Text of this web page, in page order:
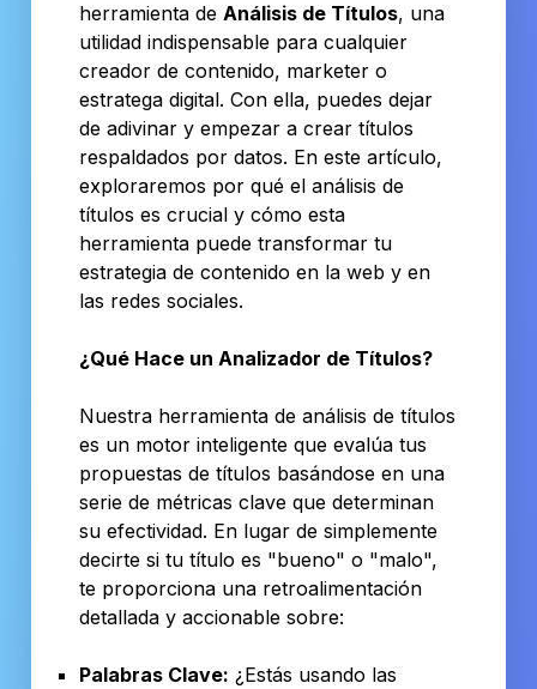
herramienta de Análisis de Títulos, una
utilidad indispensable para cualquier
creador de contenido, marketer o
estratega digital. Con ella, puedes dejar
de adivinar y empezar a crear títulos
respaldados por datos. En este artículo,
exploraremos por qué el análisis de
títulos es crucial y cómo esta
herramienta puede transformar tu
estrategia de contenido en la web y en
las redes sociales.
¿Qué Hace un Analizador de Títulos?
Nuestra herramienta de análisis de títulos
es un motor inteligente que evalúa tus
propuestas de títulos basándose en una
serie de métricas clave que determinan
su efectividad. En lugar de simplemente
decirte si tu título es "bueno" o "malo",
te proporciona una retroalimentación
detallada y accionable sobre:
Palabras Clave: ¿Estás usando las